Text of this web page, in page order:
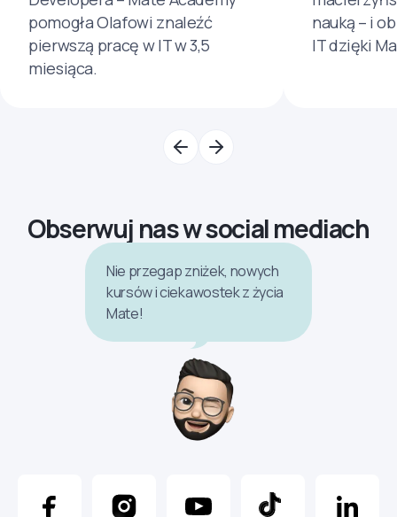
pomogła Olafowi znaleźć
pierwszą pracę w IT w 3,5
miesiąca.
nauką – i
IT dzięki
Obserwuj nas w social mediach
Nie przegap zniżek, nowych
kursów i ciekawostek z życia
Mate!